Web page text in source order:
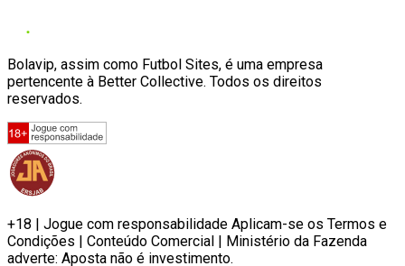
Bolavip, assim como Futbol Sites, é uma empresa
pertencente à Better Collective. Todos os direitos
reservados.
+18 | Jogue com responsabilidade Aplicam-se os Termos e
Condições | Conteúdo Comercial | Ministério da Fazenda
adverte: Aposta não é investimento.